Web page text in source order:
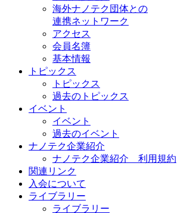
海外ナノテク団体との
連携ネットワーク
アクセス
会員名簿
基本情報
トピックス
トピックス
過去のトピックス
イベント
イベント
過去のイベント
ナノテク企業紹介
ナノテク企業紹介 利用規約
関連リンク
入会について
ライブラリー
ライブラリー